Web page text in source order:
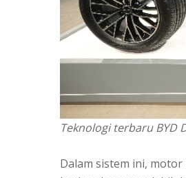
Teknologi terbaru BYD
Dalam sistem ini,